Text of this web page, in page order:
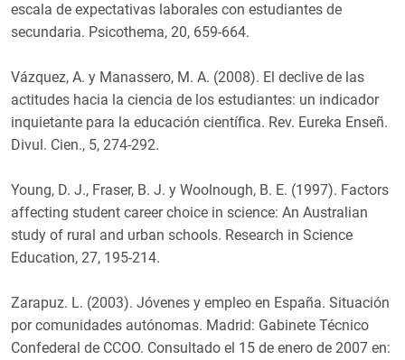
escala de expectativas laborales con estudiantes de
secundaria. Psicothema, 20, 659-664.
Vázquez, A. y Manassero, M. A. (2008). El declive de las
actitudes hacia la ciencia de los estudiantes: un indicador
inquietante para la educación científica. Rev. Eureka Enseñ.
Divul. Cien., 5, 274-292.
Young, D. J., Fraser, B. J. y Woolnough, B. E. (1997). Factors
affecting student career choice in science: An Australian
study of rural and urban schools. Research in Science
Education, 27, 195-214.
Zarapuz. L. (2003). Jóvenes y empleo en España. Situación
por comunidades autónomas. Madrid: Gabinete Técnico
Confederal de CCOO. Consultado el 15 de enero de 2007 en: